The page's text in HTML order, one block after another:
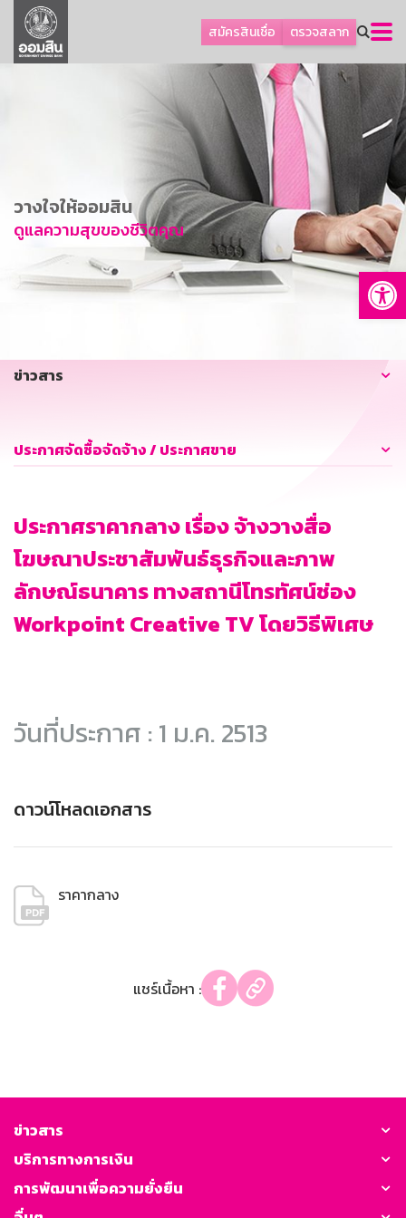
สมัครสินเชื่อ ตรวจสลาก
ลูกค้าธุรกิจ
ลูกค้าผู้ประกอบรายย่อย
การพัฒนาที่ยั่งยืน
ข่าวสาร
บริการทางการเงิน
อื่นๆ
วางใจให้ออมสิน
ดูแลความสุขของชีวิตคุณ
ข่าวสาร
ประกาศจัดซื้อจัดจ้าง / ประกาศขาย
ประกาศราคากลาง เรื่อง จ้างวางสื่อ
โฆษณาประชาสัมพันธ์ธุรกิจและภาพ
ลักษณ์ธนาคาร ทางสถานีโทรทัศน์ช่อง
Workpoint Creative TV โดยวิธีพิเศษ
วันที่ประกาศ : 1 ม.ค. 2513
ดาวน์โหลดเอกสาร
ราคากลาง
แชร์เนื้อหา :
ข่าวสาร
บริการทางการเงิน
การพัฒนาเพื่อความยั่งยืน